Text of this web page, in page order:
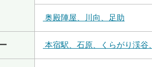
奥殿陣屋、川向、足助
本宿駅、石原、くらがり渓谷